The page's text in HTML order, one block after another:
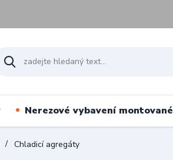
Nerezové vybavení montované
Chladicí agregáty